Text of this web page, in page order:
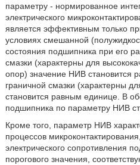
параметру - нормированное
электрического
является эффективным только
условиях смешанной
состояния подшипника при его
смазки (характерны для
опор) значение НИВ становится
граничной смазки (характерны
становится равным единице. В
подшипника по параметру НИВ
Кроме того, параметр НИВ
процессов
электрического сопротивления
порогового значения,